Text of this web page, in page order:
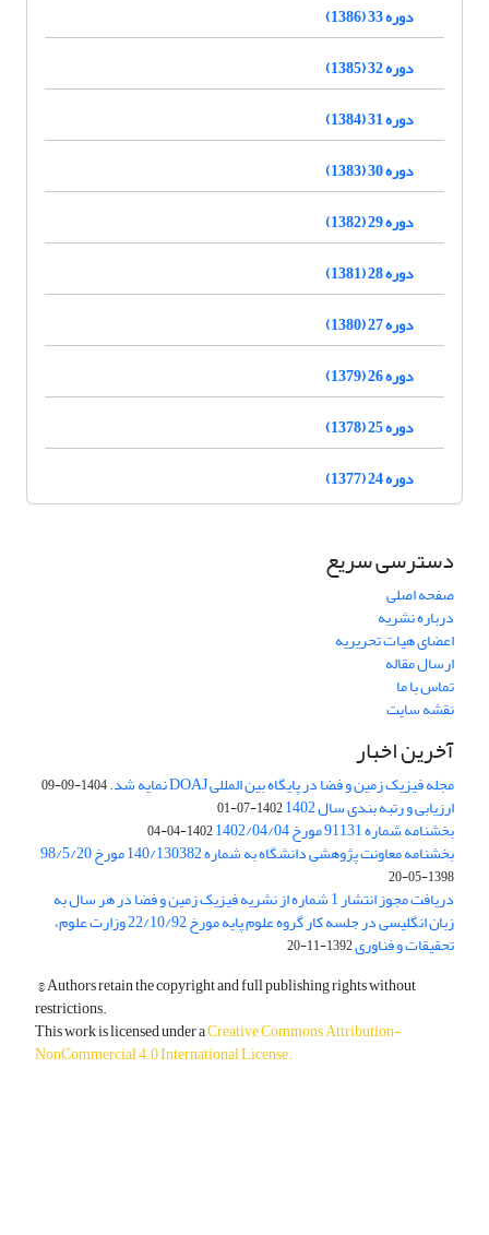
دوره 33 (1386)
دوره 32 (1385)
دوره 31 (1384)
دوره 30 (1383)
دوره 29 (1382)
دوره 28 (1381)
دوره 27 (1380)
دوره 26 (1379)
دوره 25 (1378)
دوره 24 (1377)
دسترسی سریع
صفحه اصلی
درباره نشریه
اعضای هیات تحریریه
ارسال مقاله
تماس با ما
نقشه سایت
آخرین اخبار
مجله فیزیک زمین و فضا در پایگاه بین المللی DOAJ نمایه شد. 1404-09-09
ارزیابی و رتبه بندی سال 1402 1402-07-01
بخشنامه شماره 91131 مورخ 1402/04/04 1402-04-04
بخشنامه معاونت پژوهشی دانشگاه به شماره 140/130382 مورخ 98/5/20
1398-05-20
دریافت مجوز انتشار 1 شماره از نشریه فیزیک زمین و فضا در هر سال به
زبان انگلیسی در جلسه کار گروه علوم پایه مورخ 22/10/92 وزارت علوم،
تحقیقات و فناوری1392-11-20
© Authors retain the copyright and full publishing rights without
restrictions.
This work is licensed under aCreative Commons Attribution-
NonCommercial 4.0 International License.